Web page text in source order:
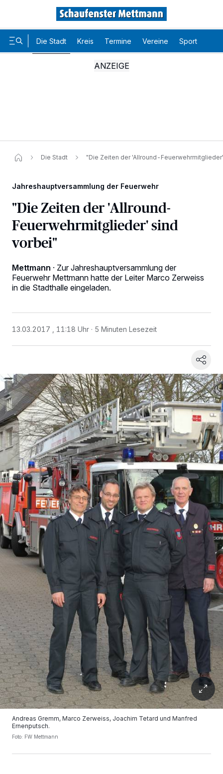
Die Stadt Kreis Termine Vereine Sport
Die Stadt "Die Zeiten der 'Allround-
Jahreshauptversammlung der Feuerwehr
"Die Zeiten der 'Allround-
Feuerwehrmitglieder' sind
vorbei"
Mettmann · Zur Jahreshauptversammlung der
Feuerwehr Mettmann hatte der Leiter Marco Zerweiss
in die Stadthalle eingeladen.
13.03.2017 , 11:18 Uhr 5 Minuten Lesezeit
Andreas Gremm, Marco Zerweiss, Joachim Tetard und Manfred
Ernenputsch.
Foto: FW Mettmann
Wir und unsere 218
-Partner speichern und greifen auf
Kennungen auf Ihrem Gerät zu. Durch Auswahl von OK aktivieren Sie
Tracking-Technologien für die unter „Wir und unsere Partner
verarbeiten Daten, um Ihnen Dienste bereitzustellen“ aufgeführten